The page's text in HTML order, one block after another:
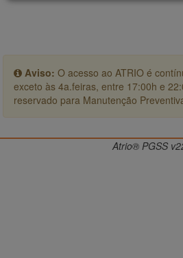
Aviso: O acesso ao ATRIO é
exceto às 4a.feiras, entre 17:00h e
reservado para Manutenção
Atrio® PGSS